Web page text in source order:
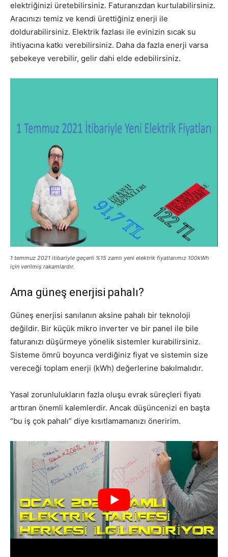
elektriğinizi üretebilirsiniz. Faturanızdan kurtulabilirsiniz.
Aracınızı temiz ve kendi ürettiğiniz enerji ile
doldurabilirsiniz. Elektrik fazlası ile evinizin sıcak su
ihtiyacına katkı verebilirsiniz. Daha da fazla enerji varsa
şebekeye verebilir, gelir dahi elde edebilirsiniz.
1 temmuz 2021 itibariyle geçerli %15 zamlı yeni elektrik fiyatlarımız 100kWh
için verilmiş rakamlardır.
Ama güneş enerjisi pahalı?
Güneş enerjisi sanılanın aksine pahalı bir teknoloji
değildir. Bir küçük mikro inverter ve bir panel ile bile
faturanızı düşürmeye yönelik sistemler kurabilirsiniz.
Sisteme ömrü boyunca verdiğiniz fiyat ve sistemin size
vereceği toplam enerji (kWh) değerlerine bakılmalıdır.
Yasal zorunlulukların fazla oluşu evrak süreçleri fiyatı
arttıran önemli kalemlerdir. Ancak düşüncenizi en başta
“bu iş çok pahalı” diye kısıtlamamanızı öneririm.